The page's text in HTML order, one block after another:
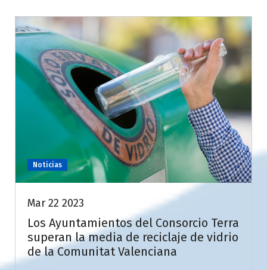
Noticias
Mar 22 2023
Los Ayuntamientos del Consorcio Terra
superan la media de reciclaje de vidrio
de la Comunitat Valenciana